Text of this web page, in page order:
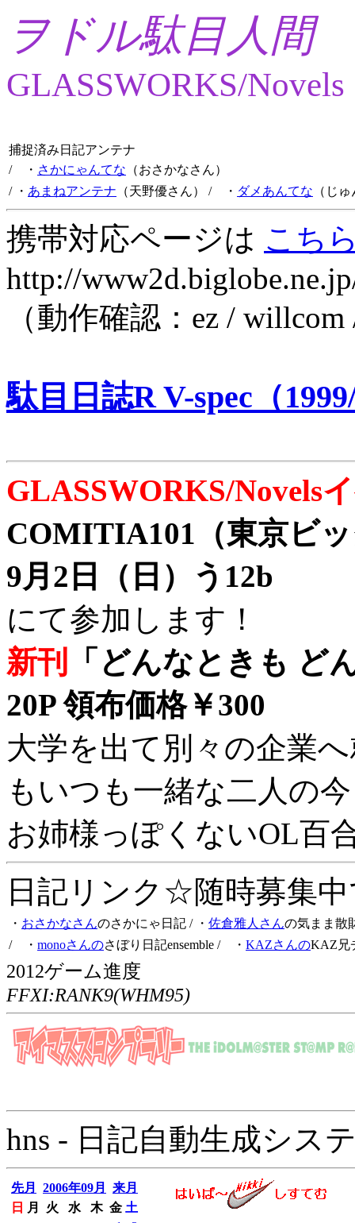
ヲドル駄目人間
GLASSWORKS/Novels
捕捉済み日記アンテナ
/ ・ さかにゃんてな （おさかなさん）
/ ・ あまねアンテナ （天野優さん） / ・ ダメあんてな （じ
携帯対応ページは こち
http://
（動作確認：ez /
駄目日誌R V-spec（
GLASSWORKS/Novels
COMITIA101（東京ビ
9月2日（日）う12b
にて参加します！
新刊
「どんなときも ど
20P 領布価格￥300
大学を出て別々の企業
もいつも一緒な二人の
お姉様っぽくないOL百
日記リンク☆随時募集
・ おさかなさんのさかにゃ日記 / ・ 佐倉雅人さんの気まま散
/ ・ monoさんのさぼり日記ensemble / ・ KAZさんのKAZ兄
2012ゲーム進度
FFXI:RANK9(WHM95)
hns - 日記自動生成シス
先月 2006年09月
来月
日
月 火 水 木 金 土